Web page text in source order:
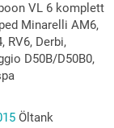
VL 6 komplett
Minarelli AM6,
RV6, Derbi,
D50B/D50B0,
Öltank